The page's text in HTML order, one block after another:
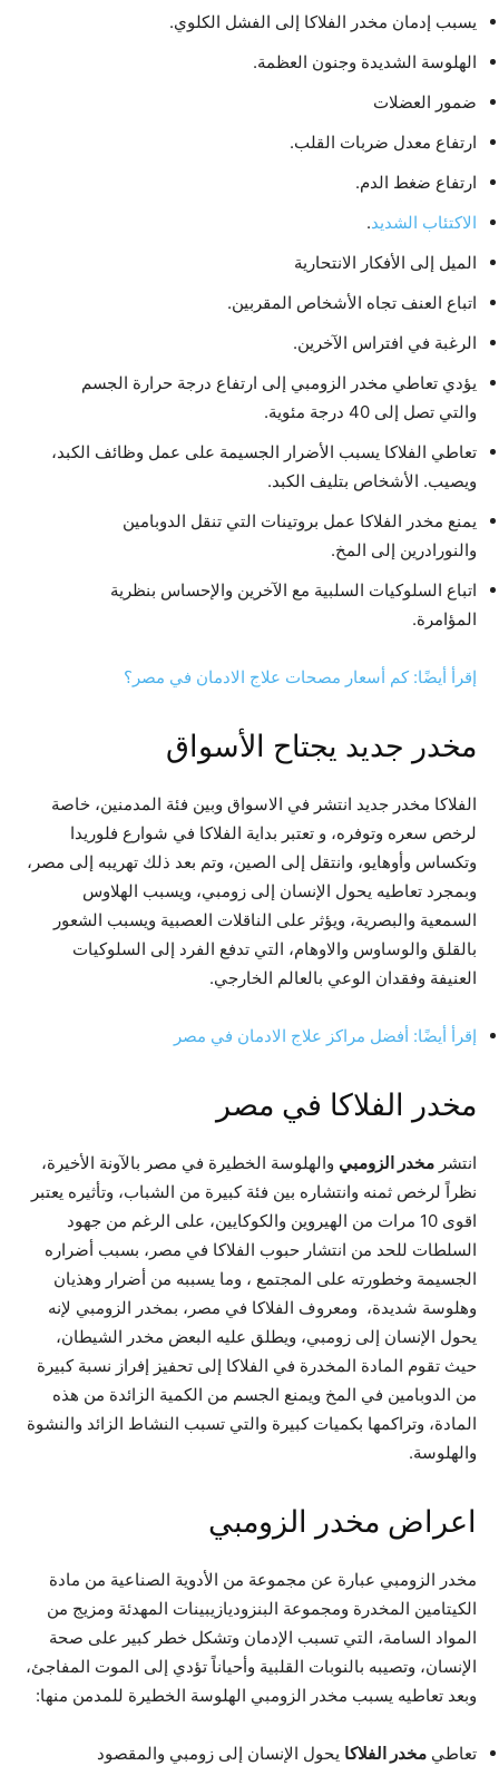
يسبب إدمان مخدر الفلاكا إلى الفشل الكلوي.
الهلوسة الشديدة وجنون العظمة.
ضمور العضلات
ارتفاع معدل ضربات القلب.
ارتفاع ضغط الدم.
الاكتئاب الشديد.
الميل إلى الأفكار الانتحارية
اتباع العنف تجاه الأشخاص المقربين.
الرغبة في افتراس الآخرين.
يؤدي تعاطي مخدر الزومبي إلى ارتفاع درجة حرارة الجسم
والتي تصل إلى 40 درجة مئوية.
تعاطي الفلاكا يسبب الأضرار الجسيمة على عمل وظائف الكبد،
ويصيب. الأشخاص بتليف الكبد.
يمنع مخدر الفلاكا عمل بروتينات التي تنقل الدوبامين
والنورادرين إلى المخ.
اتباع السلوكيات السلبية مع الآخرين والإحساس بنظرية
المؤامرة.
إقرأ أيضًا: كم أسعار مصحات علاج الادمان في مصر؟
مخدر جديد يجتاح الأسواق
الفلاكا مخدر جديد انتشر في الاسواق وبين فئة المدمنين، خاصة
لرخص سعره وتوفره، و تعتبر بداية الفلاكا في شوارع فلوريدا
وتكساس وأوهايو، وانتقل إلى الصين، وتم بعد ذلك تهريبه إلى مصر،
وبمجرد تعاطيه يحول الإنسان إلى زومبي، ويسبب الهلاوس
السمعية والبصرية، ويؤثر على الناقلات العصبية ويسبب الشعور
بالقلق والوساوس والاوهام، التي تدفع الفرد إلى السلوكيات
العنيفة وفقدان الوعي بالعالم الخارجي.
إقرأ أيضًا: أفضل مراكز علاج الادمان في مصر
مخدر الفلاكا في مصر
انتشر مخدر الزومبي والهلوسة الخطيرة في مصر بالآونة الأخيرة،
نظراً لرخص ثمنه وانتشاره بين فئة كبيرة من الشباب، وتأثيره يعتبر
اقوى 10 مرات من الهيروين والكوكايين، على الرغم من جهود
السلطات للحد من انتشار حبوب الفلاكا في مصر، بسبب أضراره
الجسيمة وخطورته على المجتمع ، وما يسببه من أضرار وهذيان
وهلوسة شديدة، ومعروف الفلاكا في مصر، بمخدر الزومبي لإنه
يحول الإنسان إلى زومبي، ويطلق عليه البعض مخدر الشيطان،
حيث تقوم المادة المخدرة في الفلاكا إلى تحفيز إفراز نسبة كبيرة
من الدوبامين في المخ ويمنع الجسم من الكمية الزائدة من هذه
المادة، وتراكمها بكميات كبيرة والتي تسبب النشاط الزائد والنشوة
والهلوسة.
اعراض مخدر الزومبي
مخدر الزومبي عبارة عن مجموعة من الأدوية الصناعية من مادة
الكيتامين المخدرة ومجموعة البنزوديازيبينات المهدئة ومزيج من
المواد السامة، التي تسبب الإدمان وتشكل خطر كبير على صحة
الإنسان، وتصيبه بالنوبات القلبية وأحياناً تؤدي إلى الموت المفاجئ،
وبعد تعاطيه يسبب مخدر الزومبي الهلوسة الخطيرة للمدمن منها:
تعاطي مخدر الفلاكا يحول الإنسان إلى زومبي والمقصود